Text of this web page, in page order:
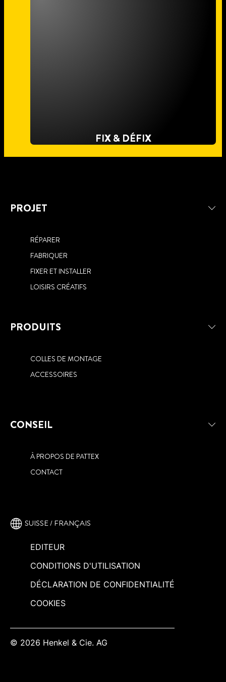
FIX & DÉFIX
PROJET
RÉPARER
FABRIQUER
FIXER ET INSTALLER
LOISIRS CRÉATIFS
PRODUITS
COLLES DE MONTAGE
ACCESSOIRES
CONSEIL
À PROPOS DE PATTEX
CONTACT
SUISSE / FRANÇAIS
EDITEUR
CONDITIONS D'UTILISATION
DÉCLARATION DE CONFIDENTIALITÉ
COOKIES
© 2026 Henkel & Cie. AG